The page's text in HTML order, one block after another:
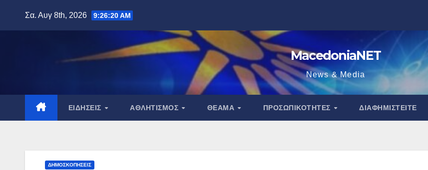
Σα. Αυγ 8th, 2026 9:26:21 AM
MacedoniaNET
News & Media
ΕΙΔΉΣΕΙΣ ΑΘΛΗΤΙΣΜΌΣ ΘΈΑΜΑ ΠΡΟΣΩΠΙΚΌΤΗΤΕΣ ΔΙΑΦΗΜΙΣΤΕΊΤΕ
ΔΗΜΟΣΚΟΠΉΣΕΙΣ